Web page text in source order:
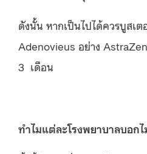
ดังนั้น หากเป็นไปได้ควรบูสเ
Adenovieus อย่าง
3 เดือน
ทำไมแต่ละโรงพยาบาลบอก